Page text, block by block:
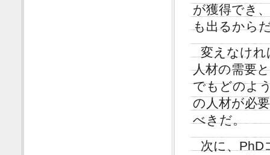
が獲得でき
も出るから
変えなけれ
人材の需要
でもどのよ
の人材が必
べきだ。
次に、PhD